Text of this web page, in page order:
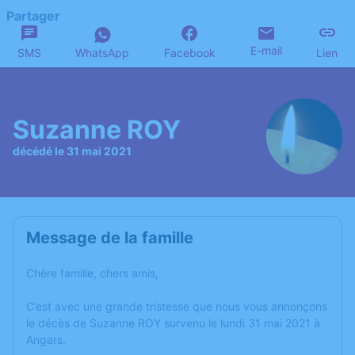
Partager
SMS WhatsApp Facebook E-mail Lien
Suzanne ROY
décédé le 31 mai 2021
Message de la famille
Chère famille, chers amis,
C’est avec une grande tristesse que nous vous annonçons
le décès de Suzanne ROY survenu le lundi 31 mai 2021 à
Angers.